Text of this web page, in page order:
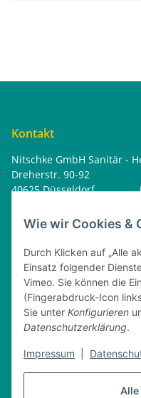
Alle
Wie wir Cookies &
Durch Klicken auf „Alle
Einsatz folgender
Vimeo. Sie können die
(Fingerabdruck-Icon
Sie unter Konfigurieren
Datenschutzerklärung.
Impressum
Kontakt
Nitschke GmbH Sanitär -
Dreherstr. 90-92
40625 Düsseldorf
home@nitschkegmbh.de
Rechtliches
Öffnungszeiten
08:00 -
Dienstag
08:00 -
Mittwoch
08:00 -
08:00 -